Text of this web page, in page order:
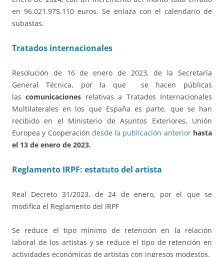
en 96.021.975.110 euros. Se enlaza con el calendario de
subastas.
Tratados internacionales
Resolución de 16 de enero de 2023, de la Secretaría
General Técnica, por la que se hacen públicas
lascomunicaciones relativas a Tratados Internacionales
Multilaterales en los que España es parte, que se han
recibido en el Ministerio de Asuntos Exteriores, Unión
Europea y Cooperación desde la publicación anterior hasta
el 13 de enero de 2023.
Reglamento IRPF: estatuto del artista
Real Decreto 31/2023, de 24 de enero, por el que se
modifica el Reglamento del IRPF
Se reduce el tipo mínimo de retención en la relación
laboral de los artistas y se reduce el tipo de retención en
actividades económicas de artistas con ingresos modestos.